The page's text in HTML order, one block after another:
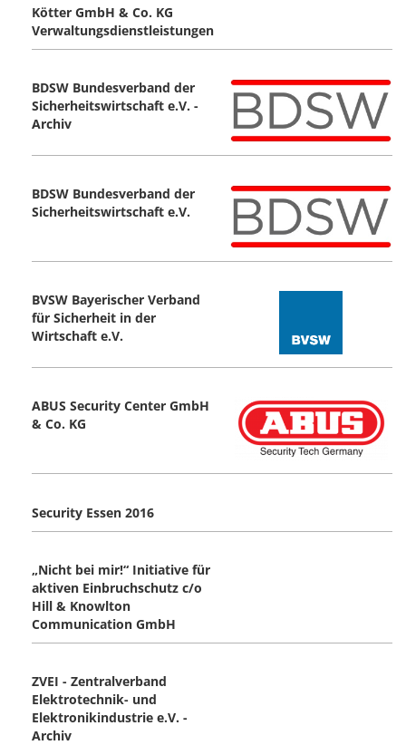
Kötter GmbH & Co. KG
Verwaltungsdienstleistungen
BDSW Bundesverband der
Sicherheitswirtschaft e.V. -
Archiv
BDSW Bundesverband der
Sicherheitswirtschaft e.V.
BVSW Bayerischer Verband
für Sicherheit in der
Wirtschaft e.V.
ABUS Security Center GmbH
& Co. KG
Security Essen 2016
„Nicht bei mir!“ Initiative für
aktiven Einbruchschutz c/o
Hill & Knowlton
Communication GmbH
ZVEI - Zentralverband
Elektrotechnik- und
Elektronikindustrie e.V. -
Archiv